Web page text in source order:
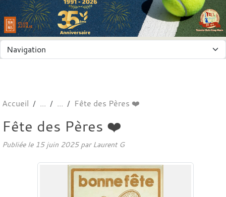
Accueil Fête des Pères ❤️
Fête des Pères ❤️
Publiée le 15 juin 2025par Laurent G
Panneau de gestion des cookies